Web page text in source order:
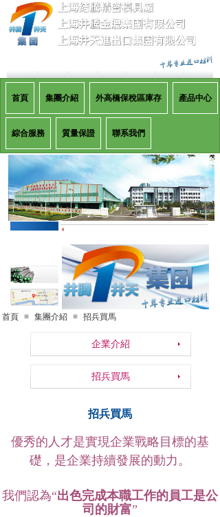
首頁 集團介紹 外高橋保稅區庫存 產品中心
綜合服務 質量保證 聯系我們
首頁 ≡ 集團介紹 ≡ 招兵買馬
企業介紹
招兵買馬
招兵買馬
優秀的人才是實現企業戰略目標的基
礎，是企業持續發展的動力。
我們認為“出色完成本職工作的員工是公
司的財富”